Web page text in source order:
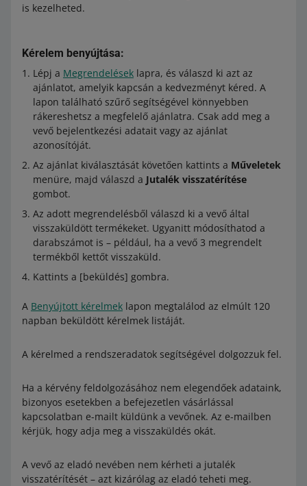
is kezelheted.
Kérelem benyújtása:
Lépj a Megrendelések lapra, és válaszd ki azt az
ajánlatot, amelyik kapcsán a kedvezményt kéred. A
lapon található szűrő segítségével könnyebben
rákereshetsz a megfelelő ajánlatra. Csak add meg a
vevő bejelentkezési adatait vagy az ajánlat
azonosítóját.
Az ajánlat kiválasztását követően kattints a Műveletek
menüre, majd válaszd a Jutalék visszatérítése
gombot.
Az adott megrendelésből válaszd ki a vevő által
visszaküldött termékeket. Ugyanitt módosíthatod a
darabszámot is – például, ha a vevő 3 megrendelt
termékből kettőt visszaküld.
Kattints a [beküldés] gombra.
A Benyújtott kérelmek lapon megtalálod az elmúlt 120
napban beküldött kérelmek listáját.
A kérelmed a rendszeradatok segítségével dolgozzuk fel.
Ha a kérvény feldolgozásához nem elegendőek adataink,
bizonyos esetekben a befejezetlen vásárlással
kapcsolatban e-mailt küldünk a vevőnek. Az e-mailben
kérjük, hogy adja meg a visszaküldés okát.
A vevő az eladó nevében nem kérheti a jutalék
visszatérítését – azt kizárólag az eladó teheti meg.